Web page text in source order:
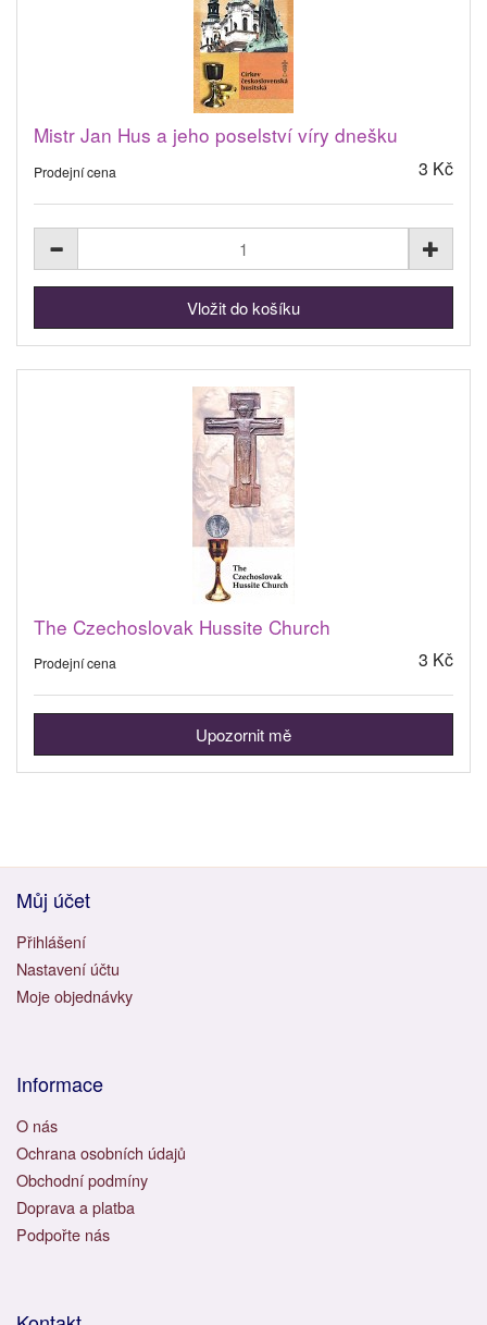
Mistr Jan Hus a jeho poselství víry dnešku
Prodejní cena 3 Kč
The Czechoslovak Hussite Church
Prodejní cena 3 Kč
Upozornit mě
Můj účet
Přihlášení
Nastavení účtu
Moje objednávky
Informace
O nás
Ochrana osobních údajů
Obchodní podmíny
Doprava a platba
Podpořte nás